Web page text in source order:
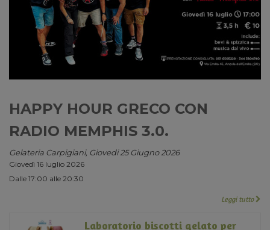
HAPPY HOUR GRECO CON
RADIO MEMPHIS 3.0.
Gelateria Carpigiani, Giovedi 25 Giugno 2026
Giovedì 16 luglio 2026
Dalle 17:00 alle 20:30
Leggi tutto
Laboratorio biscotti gelato per